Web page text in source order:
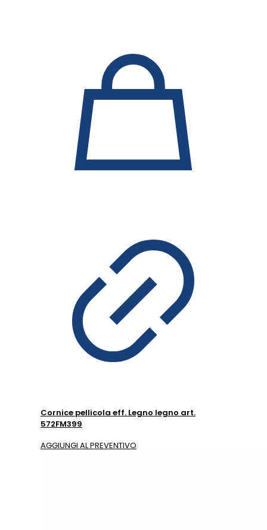
Cornice pellicola eff. Legno legno art.
572FM399
AGGIUNGI AL PREVENTIVO